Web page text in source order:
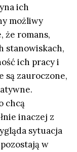
ich
możliwy
że romans,
stanowiskach,
ich pracy i
są zauroczone,
chcą
inaczej z
sytuacja
w